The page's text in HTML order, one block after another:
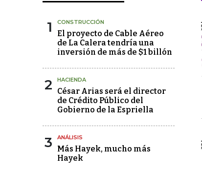
1 CONSTRUCCIÓN
El proyecto de Cable Aéreo
de La Calera tendría una
inversión de más de $1 billón
2 HACIENDA
César Arias será el director
de Crédito Público del
Gobierno de la Espriella
3 ANÁLISIS
Más Hayek, mucho más
Hayek